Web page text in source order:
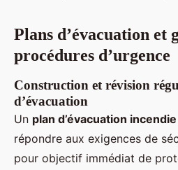
Plans d’évacuation et
procédures d’urgence
Construction et révision
d’évacuation
Un plan d’évacuation incendie
répondre aux exigences de
pour objectif immédiat de